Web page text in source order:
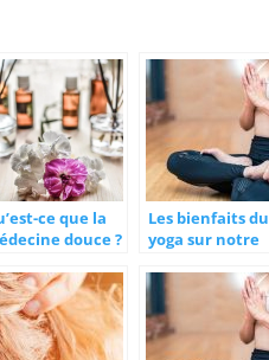
ce que la
douce ?
Les bienfaits du
yoga sur notre